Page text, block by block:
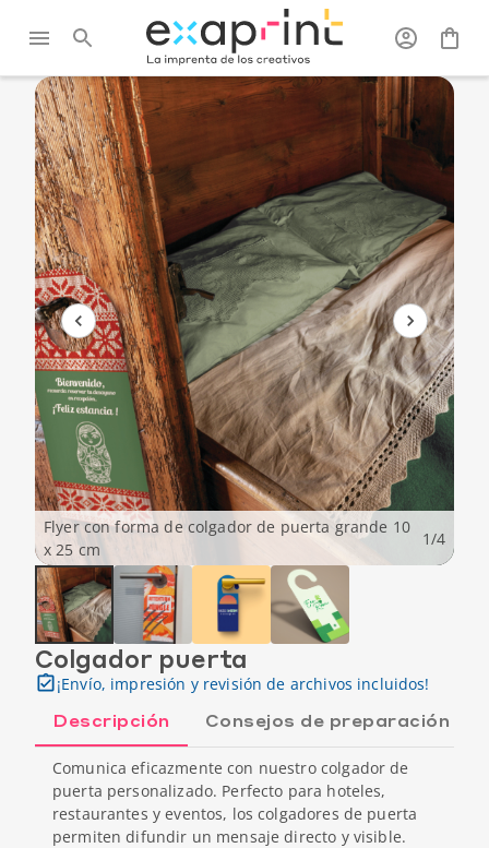
Exaprint/Flyers, catálogos y
folletos
/ Flyers /Colgador
puerta
Flyer con forma de colgador de puerta grande 10
x 25 cm
1/4
Colgador puerta
¡Envío, impresión y revisión de archivos incluidos!
Descripción Consejos de preparación
Comunica eficazmente con nuestro colgador de
puerta personalizado. Perfecto para hoteles,
restaurantes y eventos, los colgadores de puerta
permiten difundir un mensaje directo y visible.